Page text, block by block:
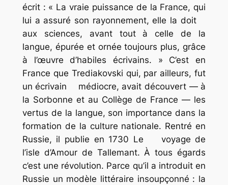
écrit : « La vraie puissance de la France, qui
lui a assuré son rayonnement, elle la doit
aux sciences, avant tout à celle de la
langue, épurée et ornée toujours plus, grâce
à l’œuvre d’habiles écrivains. » C’est en
France que Trediakovski qui, par ailleurs, fut
un écrivain médiocre, avait découvert — à
la Sorbonne et au Collège de France — les
vertus de la langue, son importance dans la
formation de la culture nationale. Rentré en
Russie, il publie en 1730 Le voyage de
l’isle d’Amourde Tallemant. À tous égards
c’est une révolution. Parce qu’il a introduit en
Russie un modèle littéraire insoupçonné : la